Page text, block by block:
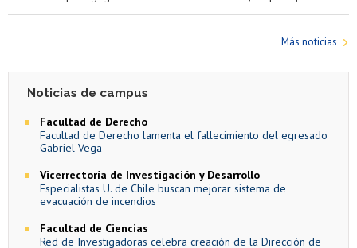
Más noticias
Noticias de campus
Facultad de Derecho
Facultad de Derecho lamenta el fallecimiento del egresado
Gabriel Vega
Vicerrectoría de Investigación y Desarrollo
Especialistas U. de Chile buscan mejorar sistema de
evacuación de incendios
Facultad de Ciencias
Red de Investigadoras celebra creación de la Dirección de